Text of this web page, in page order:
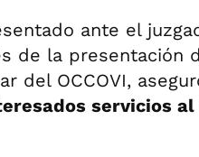
ante el
de la presentación
del OCCOVI,
servicios al